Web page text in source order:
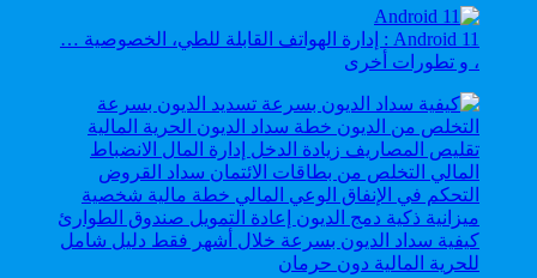
Android 11 : إدارة الهواتف القابلة للطي، الخصوصية …
، و تطورات أخرى
كيفية سداد الديون بسرعة خلال أشهر فقط دليل شامل
للحرية المالية دون حرمان